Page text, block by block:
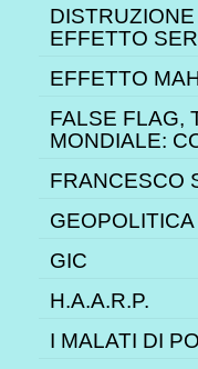
EFFETTO
EFFETTO
FALSE FLAG,
MONDIALE:
FRANCESCO
GEOPOLITICA
GIC
H.A.A.R.P.
I MALATI DI